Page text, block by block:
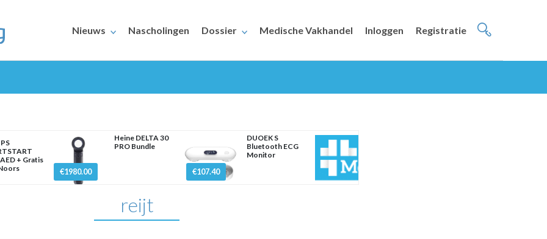
Nieuws Nascholingen Dossier Medische Vakhandel Inloggen Registratie
+ Gratis
€1980.00
Heine DELTA 30
PRO Bundle
€107.40
DUOEK S
Bluetooth ECG
Monitor
reijt